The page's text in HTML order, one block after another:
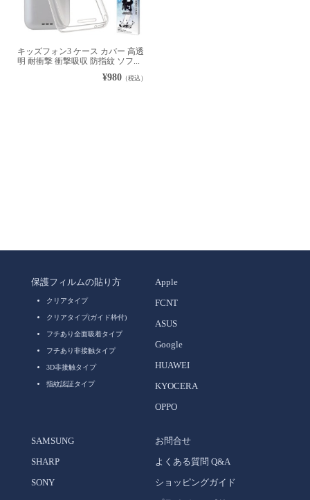
キッズフォン3 ケース カバー 高透
明 耐衝撃 衝撃吸収 防指紋 ソフ...
¥980（税込）
保護フィルムの貼り方
クリアタイプ
クリアタイプ(ガイド枠付)
フチあり全面吸着タイプ
フチあり非接触タイプ
3D非接触タイプ
指紋認証タイプ
Apple
FCNT
ASUS
Google
HUAWEI
KYOCERA
OPPO
SAMSUNG
SHARP
SONY
お問合せ
よくある質問 Q&A
ショッピングガイド